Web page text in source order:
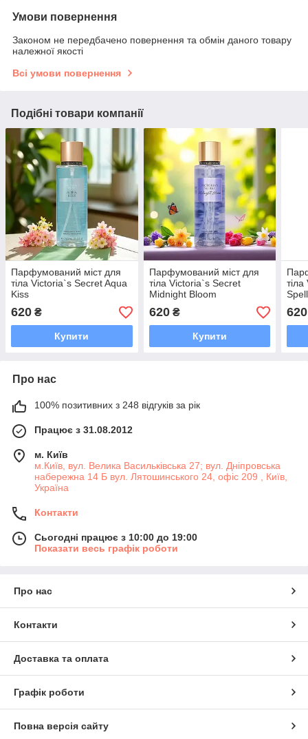
Умови повернення
Законом не передбачено повернення та обмін даного товару
належної якості
Всі умови повернення
Подібні товари компанії
Парфумований міст для
тіла Victoria`s Secret Aqua
Kiss
620 ₴
Купити
Парфумований міст для
тіла Victoria`s Secret
Midnight Bloom
620₴
Купити
620
Про нас
100% позитивних з 248 відгуків за рік
Працює з 31.08.2012
м. Київ
м.Київ, вул. Велика Васильківська 27; вул. Дніпровська
набережна 14 Б вул. Лятошинського 24, офіс 209 , Київ,
Україна
Контакти
Сьогодні працює з 10:00 до 19:00
Показати весь графік роботи
Про нас
Контакти
Доставка та оплата
Графік роботи
Повна версія сайту